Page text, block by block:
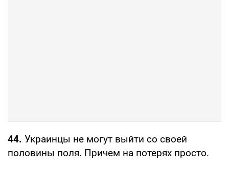
44. Украинцы не могут выйти со своей
половины поля. Причем на потерях просто.